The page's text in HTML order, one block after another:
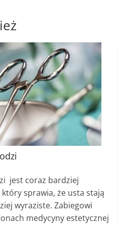
jest coraz bardziej
sprawia, że usta stają
wyraziste. Zabiegowi
medycyny estetycznej